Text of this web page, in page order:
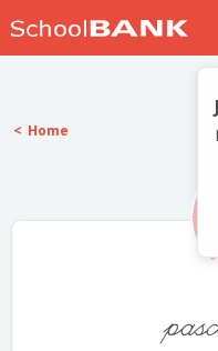
Home